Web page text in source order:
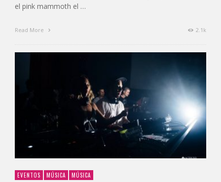
el pink mammoth el …
Read More 2.1k
EVENTOS MÚSICA MÚSICA